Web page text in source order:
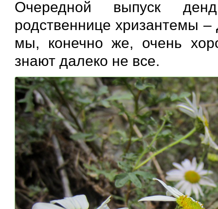
Очередной выпуск
родственнице хризантемы
мы, конечно же, очень
знают далеко не все.